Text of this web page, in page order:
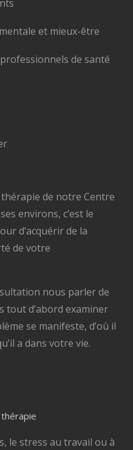
et mieux-être
de santé
de notre Centre
environs, c’est le
d’acquérir de la
de votre
nous parler de
tout d’abord examiner
se manifeste, d’où il
a dans votre vie.
le stress au travail ou à